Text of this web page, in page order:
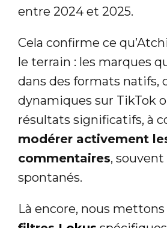
entre 2024 et 2025.
Cela confirme ce
le terrain : les marques
dans des formats natifs,
dynamiques sur TikTok
résultats significatifs, à
modérer activement
commentaires,
spontanés.
Là encore, nous mettons